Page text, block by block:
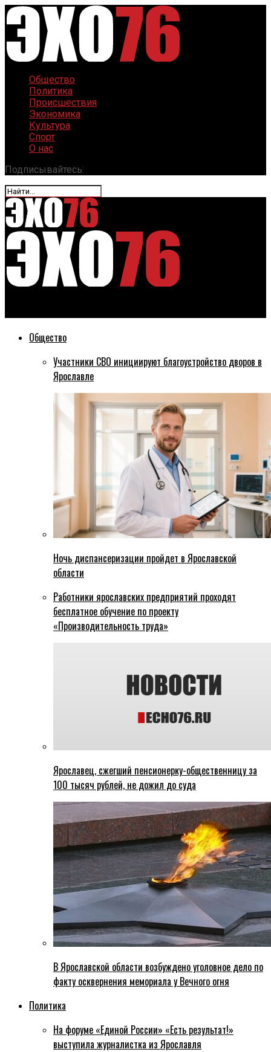
Общество
Политика
Происшествия
Экономика
Культура
Спорт
О нас
Подписывайтесь:
Общество
Участники СВО инициируют благоустройство дворов в
Ярославле
Ночь диспансеризации пройдет в Ярославской
области
Работники ярославских предприятий проходят
бесплатное обучение по проекту
«Производительность труда»
Ярославец, сжегший пенсионерку-общественницу за
100 тысяч рублей, не дожил до суда
В Ярославской области возбуждено уголовное дело по
факту осквернения мемориала у Вечного огня
Политика
На форуме «Единой России» «Есть результат!»
выступила журналистка из Ярославля